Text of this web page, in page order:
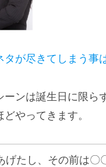
が尽きてしまう事
ンは誕生日に限ら
やってきます。
げたし、その前は〇